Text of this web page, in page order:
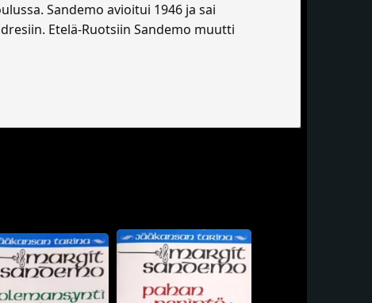
Sandemo avioitui 1946 ja sai
Etelä-Ruotsiin Sandemo muutti